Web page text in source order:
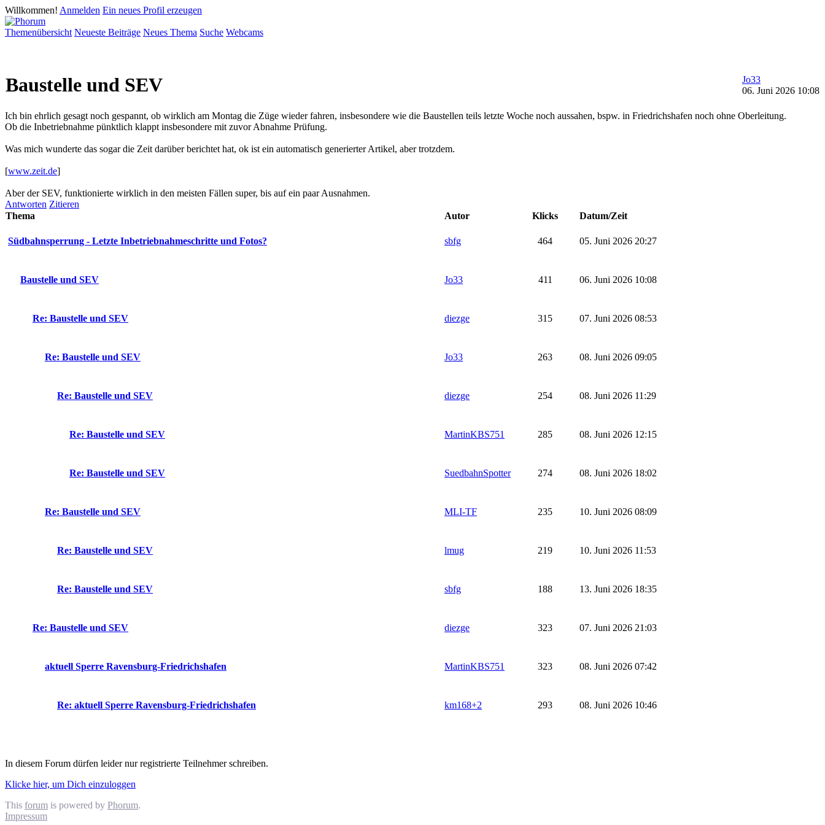
Willkommen! Anmelden Ein neues Profil erzeugen
Themenübersicht Neueste Beiträge Neues Thema Suche Webcams
Baustelle und SEV
Jo33
06. Juni 2026 10:08
Ich bin ehrlich gesagt noch gespannt, ob wirklich am Montag die Züge wieder fahren, insbesondere wie die Baustellen teils letzte Woche noch aussahen, bspw. in Friedrichshafen noch ohne Oberleitung.
Ob die Inbetriebnahme pünktlich klappt insbesondere mit zuvor Abnahme Prüfung.
Was mich wunderte das sogar die Zeit darüber berichtet hat, ok ist ein automatisch generierter Artikel, aber trotzdem.
[www.zeit.de]
Aber der SEV, funktionierte wirklich in den meisten Fällen super, bis auf ein paar Ausnahmen.
Antworten Zitieren
Thema
Autor Klicks Datum/Zeit
Südbahnsperrung - Letzte Inbetriebnahmeschritte und Fotos? sbfg 464 05. Juni 2026 20:27
Baustelle und SEV Jo33 411 06. Juni 2026 10:08
Re: Baustelle und SEV diezge 315 07. Juni 2026 08:53
Re: Baustelle und SEV Jo33 263 08. Juni 2026 09:05
Re: Baustelle und SEV diezge 254 08. Juni 2026 11:29
Re: Baustelle und SEV MartinKBS751 285 08. Juni 2026 12:15
Re: Baustelle und SEV SuedbahnSpotter 274 08. Juni 2026 18:02
Re: Baustelle und SEV MLI-TF 235 10. Juni 2026 08:09
Re: Baustelle und SEV lmug 219 10. Juni 2026 11:53
Re: Baustelle und SEV sbfg 188 13. Juni 2026 18:35
Re: Baustelle und SEV diezge 323 07. Juni 2026 21:03
aktuell Sperre Ravensburg-Friedrichshafen MartinKBS751 323 08. Juni 2026 07:42
Re: aktuell Sperre Ravensburg-Friedrichshafen km168+2 293 08. Juni 2026 10:46
In diesem Forum dürfen leider nur registrierte Teilnehmer schreiben.
Klicke hier, um Dich einzuloggen
This forum is powered by Phorum.
Impressum